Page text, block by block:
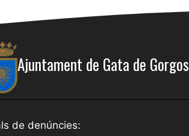
Ajuntament de Gata de Gorgos
de denúncies: